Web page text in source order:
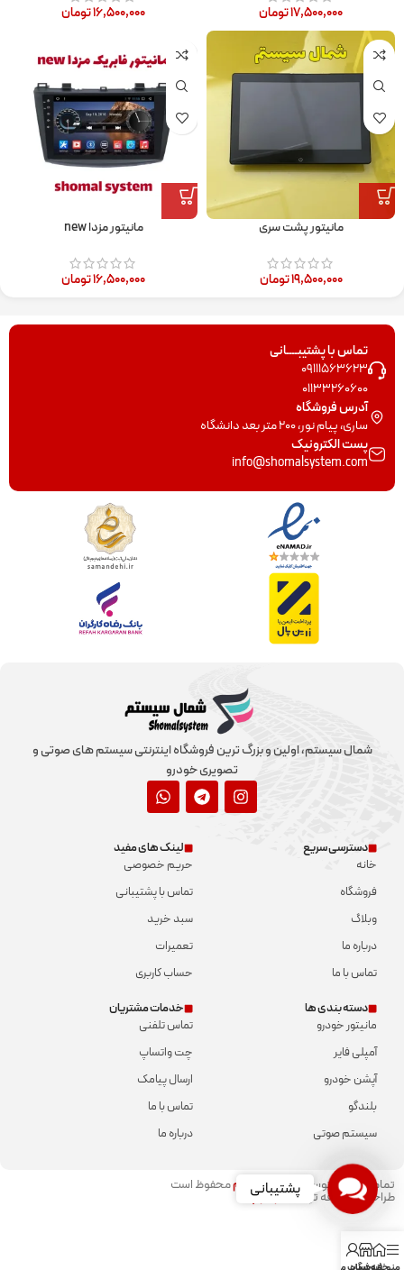
۱۷,۵۰۰,۰۰۰تومان ۱۶,۵۰۰,۰۰۰تومان
مانیتور پشت سری
۱۹,۵۰۰,۰۰۰تومان
مانیتور مزدا new
۱۶,۵۰۰,۰۰۰تومان
تماس با پشتیبــــانی
09111563623
01133260600
آدرس فروشگاه
ساری، پیام نور، 200 متر بعد دانشگاه
پست الکترونیک
info@shomalsystem.com
شمال سیستم، اولین و بزرگ ترین فروشگاه اینترنتی سیستم های صوتی و
تصویری خودرو
دسترسی سریع
خانه
فروشگاه
وبلاگ
درباره ما
تماس با ما
لینک های مفید
حریم خصوصی
تماس با پشتیبانی
سبد خرید
تعمیرات
حساب کاربری
دسته بندی ها
مانیتور خودرو
آمپلی فایر
آپشن خودرو
بلندگو
سیستم صوتی
خدمات مشتریان
تماس تلفنی
چت واتساپ
ارسال پیامک
تماس با ما
درباره ما
تمامی حقوق توسط شمال سیستممحفوظ است​
طراحی و توسعه توسطدوناوب​
Contact
Us
پشتیبانی